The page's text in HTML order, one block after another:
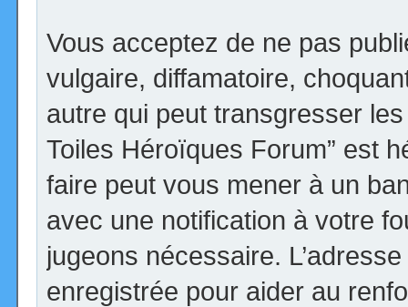
Vous acceptez de ne pas
vulgaire, diffamatoire,
autre qui peut transgresser
Toiles Héroïques Forum” est
faire peut vous mener à un
avec une notification à votre
jugeons nécessaire.
enregistrée pour aider au